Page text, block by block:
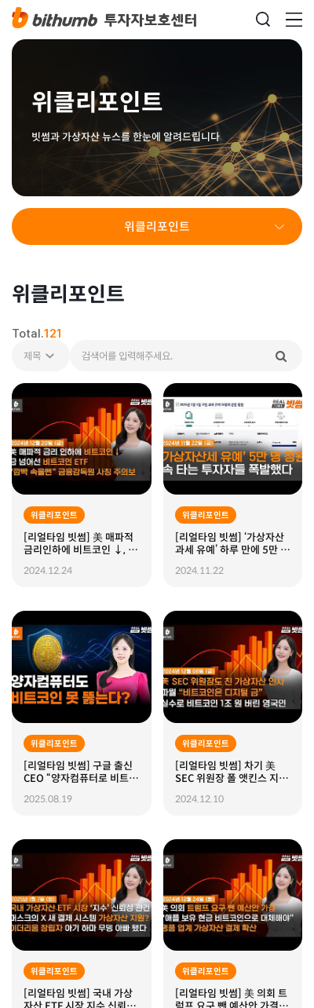
위클리포인트
빗썸과 가상자산 뉴스를 한눈에 알려드립니다
위클리포인트
위클리포인트
Total.121
위클리포인트
[리얼타임 빗썸] 美 매파적
금리인하에 비트코인 ↓, 금
"깜빡 속을뻔" 금융감독원
2024.12.24
위클리포인트
[리얼타임 빗썸] ‘가상자산
과세 유예’ 하루 만에 5만 명
2024.11.22
위클리포인트
[리얼타임 빗썸] 구글 출신
CEO “양자컴퓨터로 비트코
비트코인 1개 기부한 큰손
2025.08.19
위클리포인트
[리얼타임 빗썸] 차기 美
SEC 위원장 폴 앳킨스 지명,
금”, 실수로 비트코인 1조
2024.12.10
위클리포인트
[리얼타임 빗썸] 국내 가상
위클리포인트
[리얼타임 빗썸] 美 의회 트